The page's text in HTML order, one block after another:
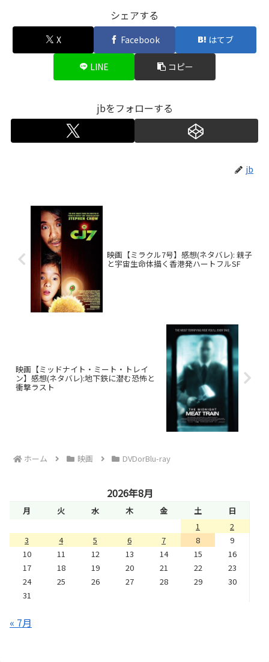
シェアする
X Facebook はてブ
LINE コピー
jbをフォローする
jb
映画【ミラクル7号】感想(ネタバレ): 親子
と宇宙生命体描く香港発ハートフルSF
映画【ミッドナイト・ミート・トレイ
ン】感想(ネタバレ):地下鉄に潜む恐怖と
衝撃ラスト
ホーム 映画 DVDorBlu-ray
2026年8月
月 火 水 木 金 土
日
1
2
3
4 5 6 7 8
9
10
11 12 13 14 15
16
17
18 19 20 21 22
23
24
25 26 27 28 29
30
31
« 7月